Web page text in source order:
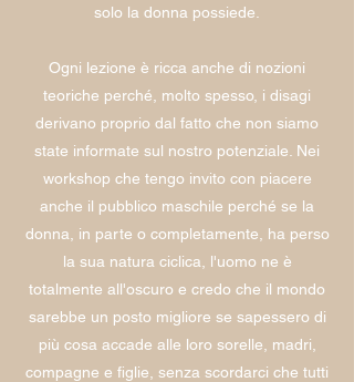
solo la donna possiede.
Ogni lezione è ricca anche di nozioni
teoriche perché, molto spesso, i disagi
derivano proprio dal fatto che non siamo
state informate sul nostro potenziale. Nei
workshop che tengo invito con piacere
anche il pubblico maschile perché se la
donna, in parte o completamente, ha perso
la sua natura ciclica, l'uomo ne è
totalmente all'oscuro e credo che il mondo
sarebbe un posto migliore se sapessero di
più cosa accade alle loro sorelle, madri,
compagne e figlie, senza scordarci che tutti